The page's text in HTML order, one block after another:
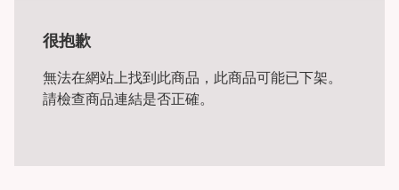
很抱歉
無法在網站上找到此商品，此商品可能已下架。
請檢查商品連結是否正確。